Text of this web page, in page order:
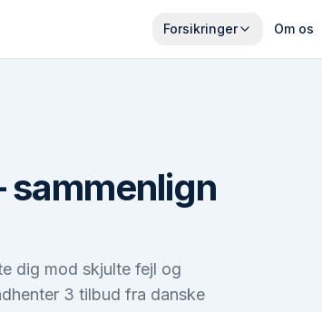
Forsikringer Om os
dig mod skjulte fejl og
3 tilbud fra danske